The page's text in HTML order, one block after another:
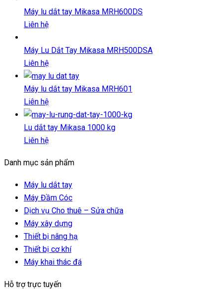
Máy lu dắt tay Mikasa MRH600DS
Liên hệ
Máy Lu Dắt Tay Mikasa MRH500DSA
Liên hệ
Máy lu dắt tay Mikasa MRH601
Liên hệ
Lu dắt tay Mikasa 1000 kg
Liên hệ
Danh mục sản phẩm
Máy lu dắt tay
Máy Đầm Cóc
Dịch vụ Cho thuê – Sửa chữa
Máy xây dựng
Thiết bị nâng hạ
Thiết bị cơ khí
Máy khai thác đá
Hỗ trợ trực tuyến